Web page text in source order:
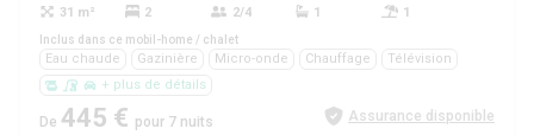
31 m² 2 2/4 1 1
Inclus dans ce mobil-home / chalet
Eau chaude Gazinière Micro-onde Chauffage
Télévision
+ plus de détails
De 445 € pour 7 nuits Assurance disponible